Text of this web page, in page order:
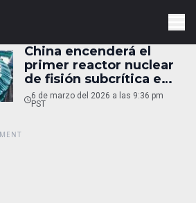
China encenderá el
primer reactor nuclear
de fisión subcrítica en
2027
6 de marzo del 2026 a las 9:36 pm
PST